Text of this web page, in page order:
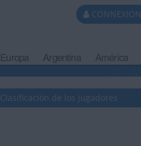
CONNEXION
Europa Argentina América
Clasificación de los jugadores